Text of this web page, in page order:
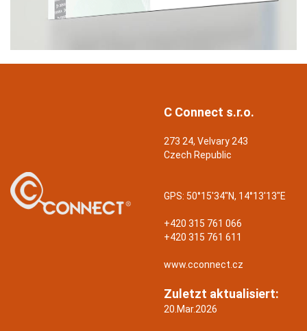
C Connect s.r.o.
273 24, Velvary 243
Czech Republic
GPS: 50°15'34"N, 14°13'13"E
+420 315 761 066
+420 315 761 611
www.cconnect.cz
Zuletzt aktualisiert:
20.Mar.2026